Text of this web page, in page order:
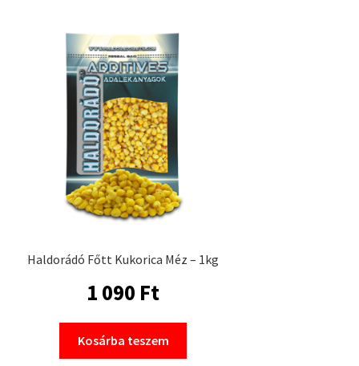
Haldorádó Főtt Kukorica Méz – 1kg
1 090 Ft
Kosárba teszem